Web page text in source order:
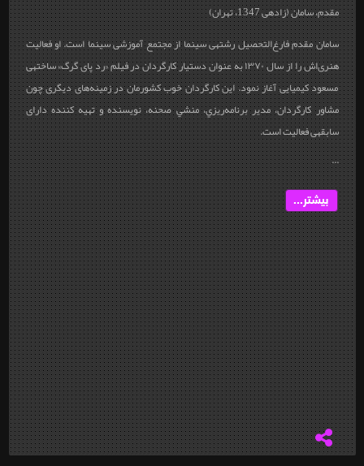
مقدم، سامان (زاده‎ی 1347، تهران)
سامان مقدم فارغ‌التحصیل رشته‎ی سینما از مجتمع آموزشی سینما است. او فعالیت
هنری‌اش را از سال ۱۳۷۰ به عنوان دستیار کارگردان در فیلم «رد پای گرگ» ساخته‎ی
مسعود کیمیایی آغاز نمود. این کارگردان خوب کشورمان در زمینه‌های دیگری چون
مشاور كارگردان، مدير برنامه‌ريزي، منشي صحنه، نويسنده و تهيه كننده دارای
سابقه‎ی فعالیت است.
...
بیشتر...